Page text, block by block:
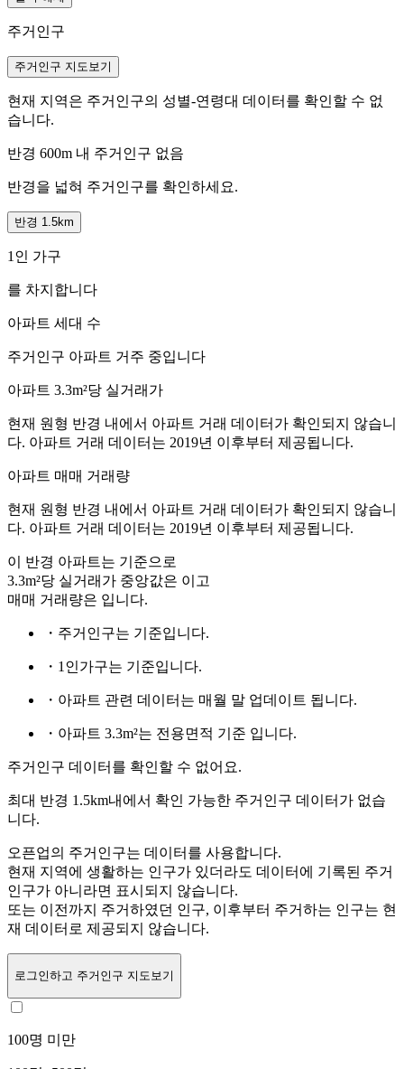
주거인구
주거인구 지도보기
현재 지역은 주거인구의 성별-연령대 데이터를 확인할 수 없
습니다.
반경 600m 내 주거인구 없음
반경을 넓혀 주거인구를 확인하세요.
반경 1.5km
1인 가구
를 차지합니다
아파트 세대 수
주거인구 아파트 거주 중입니다
아파트 3.3m²당 실거래가
현재 원형 반경 내에서 아파트 거래 데이터가 확인되지 않습니
다. 아파트 거래 데이터는 2019년 이후부터 제공됩니다.
아파트 매매 거래량
현재 원형 반경 내에서 아파트 거래 데이터가 확인되지 않습니
다. 아파트 거래 데이터는 2019년 이후부터 제공됩니다.
이 반경 아파트는 기준으로
3.3m²당 실거래가 중앙값은 이고
매매 거래량은 입니다.
・주거인구는 기준입니다.
・1인가구는 기준입니다.
・아파트 관련 데이터는 매월 말 업데이트 됩니다.
・아파트 3.3m²는 전용면적 기준 입니다.
주거인구 데이터를 확인할 수 없어요.
최대 반경 1.5km내에서 확인 가능한 주거인구 데이터가 없습
니다.
오픈업의 주거인구는 데이터를 사용합니다.
현재 지역에 생활하는 인구가 있더라도 데이터에 기록된 주거
인구가 아니라면 표시되지 않습니다.
또는 이전까지 주거하였던 인구, 이후부터 주거하는 인구는 현
재 데이터로 제공되지 않습니다.
로그인하고 주거인구 지도보기
100명 미만